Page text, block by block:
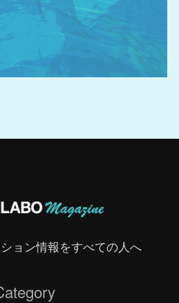
ョン情報をすべての人へ